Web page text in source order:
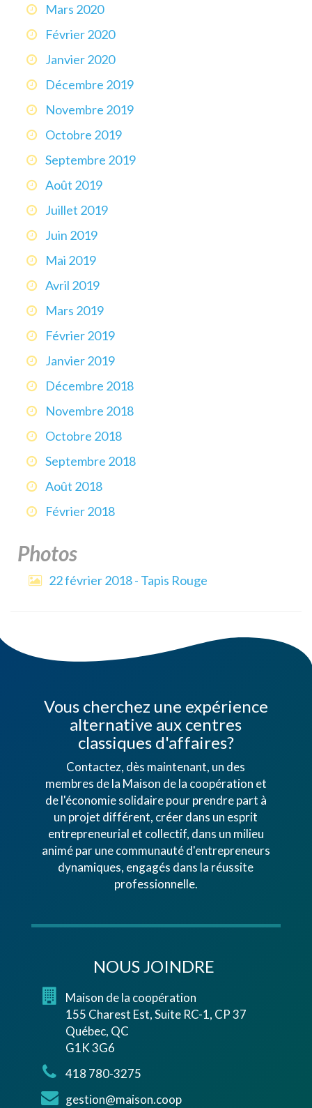
Mars 2020
Février 2020
Janvier 2020
Décembre 2019
Novembre 2019
Octobre 2019
Septembre 2019
Août 2019
Juillet 2019
Juin 2019
Mai 2019
Avril 2019
Mars 2019
Février 2019
Janvier 2019
Décembre 2018
Novembre 2018
Octobre 2018
Septembre 2018
Août 2018
Février 2018
Photos
22 février 2018 - Tapis Rouge
Vous cherchez une expérience
alternative aux centres
classiques d'affaires?
Contactez, dès maintenant, un des
membres de la Maison de la coopération et
de l'économie solidaire pour prendre part à
un projet différent, créer dans un esprit
entrepreneurial et collectif, dans un milieu
animé par une communauté d'entrepreneurs
dynamiques, engagés dans la réussite
professionnelle.
NOUS JOINDRE
Maison de la coopération
155 Charest Est, Suite RC-1, CP 37
Québec, QC
G1K 3G6
418 780-3275
gestion@maison.coop